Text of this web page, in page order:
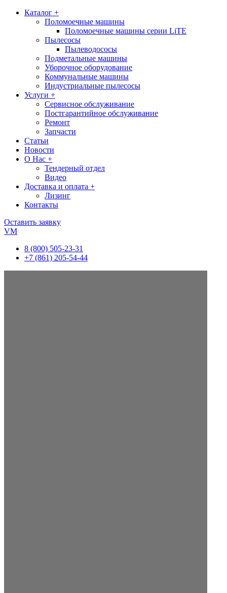
Каталог +
Поломоечные машины
Поломоечные машины серии LiTE
Пылесосы
Пылеводососы
Подметальные машины
Уборочное оборудование
Коммунальные машины
Индустриальные пылесосы
Услуги +
Сервисное обслуживание
Постгарантийное обслуживание
Ремонт
Запчасти
Статьи
Новости
О Нас +
Тендерный отдел
Видео
Доставка и оплата +
Лизинг
Контакты
Оставить заявку
VM
8 (800) 505-23-31
+7 (861) 205-54-44